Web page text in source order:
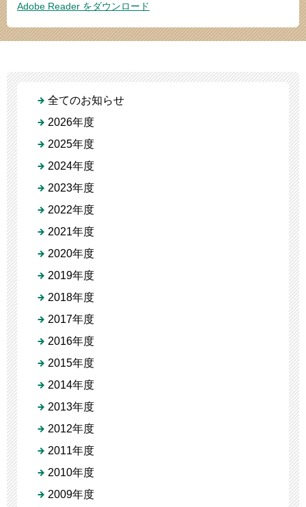
Adobe Reader をダウンロード
全てのお知らせ
2026年度
2025年度
2024年度
2023年度
2022年度
2021年度
2020年度
2019年度
2018年度
2017年度
2016年度
2015年度
2014年度
2013年度
2012年度
2011年度
2010年度
2009年度